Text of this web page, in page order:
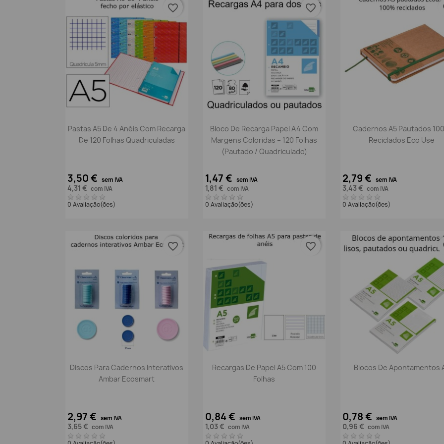
Vista rápida
Pastas A5 De 4 Anéis Com Recarga
De 120 Folhas Quadriculadas
3,50 € sem IVA
4,31 € com IVA
0 Avaliação(ões)
favorite_border
Vista rápida
Bloco De Recarga Papel A4 Com
Margens Coloridas – 120 Folhas
(Pautado / Quadriculado)
1,47 € sem IVA
1,81 € com IVA
0 Avaliação(ões)
favorite_border
Vista rápida
Cadernos A5 Pautados
Reciclados Eco Use
2,79 € sem IVA
3,43 € com IVA
0 Avaliação(ões)
Vista rápida
Discos Para Cadernos Interativos
Ambar Ecosmart
2,97 € sem IVA
3,65 € com IVA
favorite_border
Vista rápida
Recargas De Papel A5 Com 100
Folhas
0,84 € sem IVA
1,03 € com IVA
favorite_border
Vista rápida
Blocos De Apontamentos
0,78 € sem IVA
0,96 € com IVA